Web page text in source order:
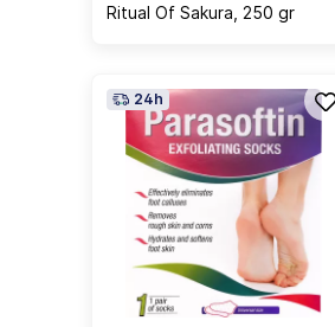
Ritual Of Sakura, 250 gr
24h